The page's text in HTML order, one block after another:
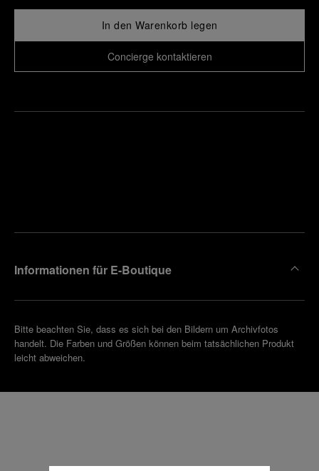
In den Warenkorb legen
Concierge kontaktieren
Informationen für E-Boutique
Bitte beachten Sie, dass es sich bei den Bildern um Archivfotos
handelt. Die Farben und Größen können beim tatsächlichen Produkt
leicht abweichen.